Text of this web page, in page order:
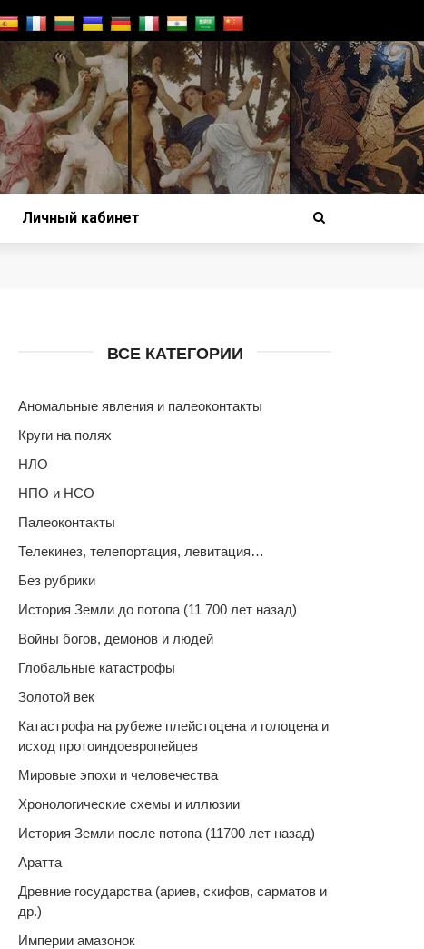
Личный кабинет
ВСЕ КАТЕГОРИИ
Аномальные явления и палеоконтакты
Круги на полях
НЛО
НПО и НСО
Палеоконтакты
Телекинез, телепортация, левитация…
Без рубрики
История Земли до потопа (11 700 лет назад)
Войны богов, демонов и людей
Глобальные катастрофы
Золотой век
Катастрофа на рубеже плейстоцена и голоцена и
исход протоиндоевропейцев
Мировые эпохи и человечества
Хронологические схемы и иллюзии
История Земли после потопа (11700 лет назад)
Аратта
Древние государства (ариев, скифов, сарматов и
др.)
Империи амазонок